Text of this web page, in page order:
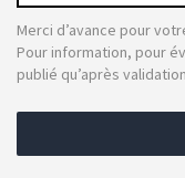
Merci d’avance pour
Pour information, pour
publié qu’après